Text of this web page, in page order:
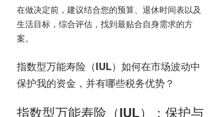
在做决定前，建议结合您的预算、退休时间表以及
生活目标，综合评估，找到最贴合自身需求的方
案。
指数型万能寿险（IUL）如何在市场波动中
保护我的资金，并有哪些税务优势？
指数型万能寿险（IUL）：保护与